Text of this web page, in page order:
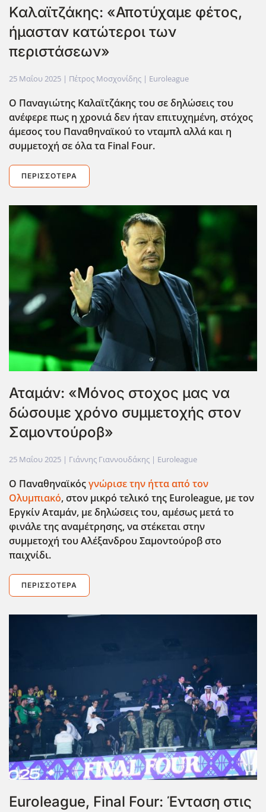
Καλαϊτζάκης: «Αποτύχαμε φέτος,
ήμασταν κατώτεροι των
περιστάσεων»
25 Μαΐου 2025 | Πέτρος Μοσχονίδης | Euroleague
Ο Παναγιώτης Καλαϊτζάκης του σε δηλώσεις του
ανέφερε πως η χρονιά δεν ήταν επιτυχημένη, στόχος
άμεσος του Παναθηναϊκού το νταμπλ αλλά και η
συμμετοχή σε όλα τα Final Four.
ΠΕΡΙΣΣΌΤΕΡΑ
Αταμάν: «Μόνος στοχος μας να
δώσουμε χρόνο συμμετοχής στον
Σαμοντούροβ»
25 Μαΐου 2025 | Γιάννης Γιαννουδάκης | Euroleague
Ο Παναθηναϊκόςγνώρισε την ήττα από τον
Ολυμπιακό, στον μικρό τελικό της Euroleague, με τον
Εργκίν Αταμάν, με δηλώσεις του, αμέσως μετά το
φινάλε της αναμέτρησης, να στέκεται στην
συμμετοχή του Αλέξανδρου Σαμοντούροβ στο
παιχνίδι.
ΠΕΡΙΣΣΌΤΕΡΑ
Euroleague, Final Four: Ένταση στις